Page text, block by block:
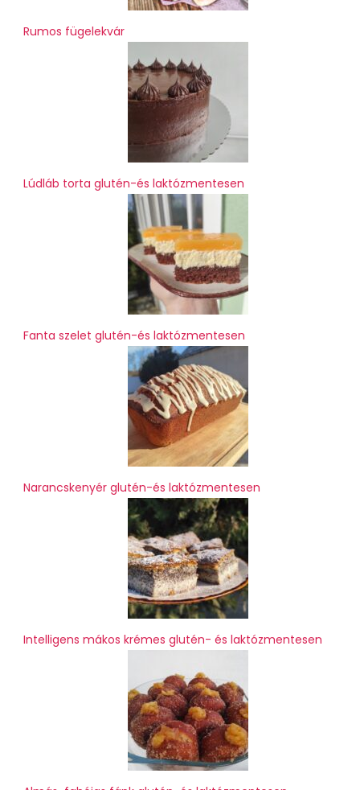
Rumos fügelekvár
Lúdláb torta glutén-és laktózmentesen
Fanta szelet glutén-és laktózmentesen
Narancskenyér glutén-és laktózmentesen
Intelligens mákos krémes glutén- és laktózmentesen